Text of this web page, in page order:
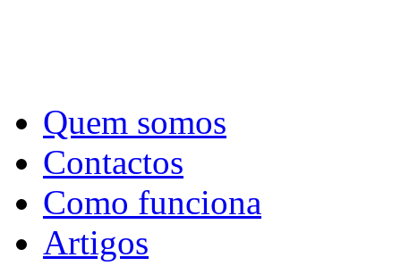
Quem somos
Contactos
Como funciona
Artigos